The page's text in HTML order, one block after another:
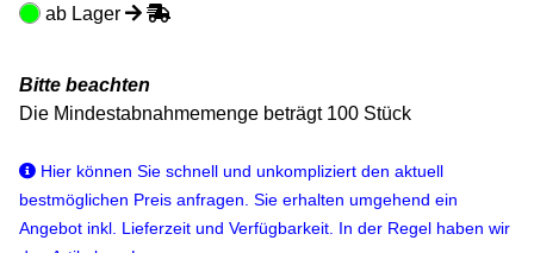
ab Lager
Bitte beachten
Die Mindestabnahmemenge beträgt 100 Stück
Hier können Sie schnell und unkompliziert den aktuell
bestmöglichen Preis anfragen. Sie erhalten umgehend ein
Angebot inkl. Lieferzeit und Verfügbarkeit. In der Regel haben wir